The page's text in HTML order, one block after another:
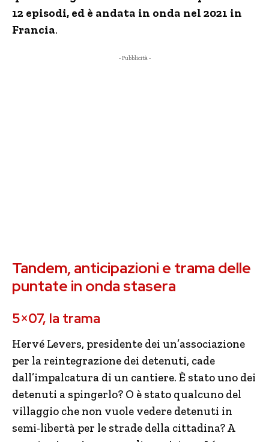
12 episodi, ed è andata in onda nel 2021 in
Francia.
- Pubblicità -
Tandem, anticipazioni e trama delle
puntate in onda stasera
5×07, la trama
Hervé Levers, presidente dei un’associazione
per la reintegrazione dei detenuti, cade
dall’impalcatura di un cantiere. È stato uno dei
detenuti a spingerlo? O è stato qualcuno del
villaggio che non vuole vedere detenuti in
semi-libertà per le strade della cittadina? A